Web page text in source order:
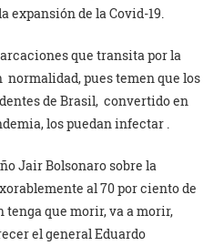
expansión de la Covid-19.
que transita por la
pues temen que los
de Brasil, convertido en
los puedan infectar .
Jair Bolsonaro sobre la
al 70 por ciento de
tenga que morir, va a morir,
el general Eduardo